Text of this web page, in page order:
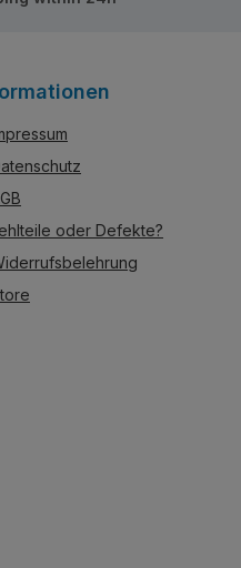
oder Defekte?